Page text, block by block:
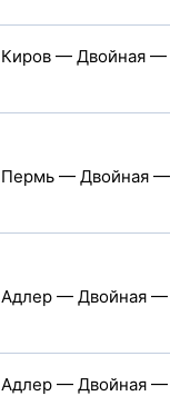
Киров — Двойная —
Пермь — Двойная
Адлер — Двойная —
Адлер — Двойная